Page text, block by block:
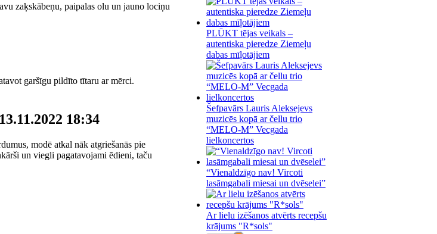
zaķskābeņu, paipalas olu un jauno lociņu
garšīgu pildīto tītaru ar mērci.
13.11.2022 18:34
modē atkal nāk atgriešanās pie
un viegli pagatavojami ēdieni, taču
PLŪKT tējas veikals –
autentiska pieredze Ziemeļu
dabas mīļotājiem
Šefpavārs Lauris Aleksejevs
muzicēs kopā ar čellu trio
“MELO-M” Vecgada
lielkoncertos
“Vienaldzīgo nav! Vircoti
lasāmgabali miesai un dvēselei”
Ar lielu izēšanos atvērts recepšu
krājums "R*sols"